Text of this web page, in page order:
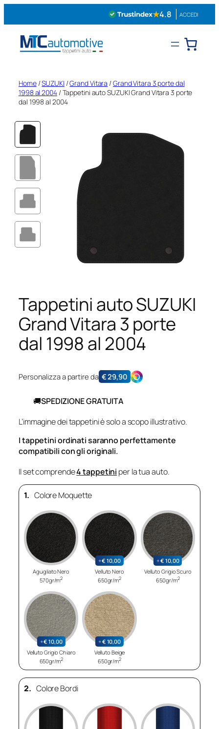
★4.8 ACCEDI
Home/SUZUKI /Grand Vitara /Grand Vitara 3 porte dal
1998 al 2004/ Tappetini auto SUZUKI Grand Vitara 3 porte
dal 1998 al 2004
Tappetini auto SUZUKI
Grand Vitara 3 porte
dal 1998 al 2004
Personalizza a partire da €29,90
🚚SPEDIZIONE GRATUITA
L’immagine dei tappetini è solo a scopo illustrativo.
I tappetini ordinati saranno perfettamente
compatibili con gli originali.
Il set comprende4 tappetini per la tua auto.
1. Colore Moquette
Agugliato Nero
570gr/m2
+€ 10,00
Velluto Nero
650gr/m2
+€ 10,00
Velluto Grigio Scuro
650gr/m2
+€ 10,00
Velluto Grigio Chiaro
650gr/m2
+€ 10,00
Velluto Beige
650gr/m2
2. Colore Bordi